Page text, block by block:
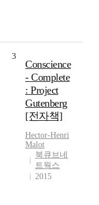
3
Conscience
- Complete
: Project
Gutenberg
[전자책]
Hector-Henri
Malot
북큐브네
트웍스
2015